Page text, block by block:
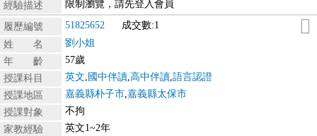
經驗描述
限制瀏覽，請先登入會員
履歷編號 51825652
成交數:1
姓 名
劉小姐
年 齡
57歲
授課科目
英文 國中伴讀 高中伴讀 語言認證
授課地區
嘉義縣朴子市 嘉義縣太保市
授課對象
不拘
家教經驗
英文1~2年